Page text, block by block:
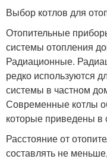
Выбор котлов для
Отопительные
системы отопления
Радиационные.
редко используются
системы в частном
Современные котлы
которые приведены
Расстояние от
составлять не